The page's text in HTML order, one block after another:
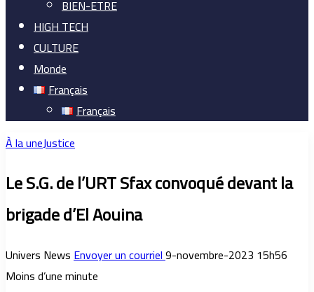
BIEN-ETRE
HIGH TECH
CULTURE
Monde
Français
Français
À la uneJustice
Le S.G. de l’URT Sfax convoqué devant la
brigade d’El Aouina
Univers NewsEnvoyer un courriel9-novembre-2023 15h56
Moins d’une minute